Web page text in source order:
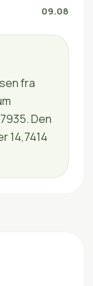
09.08
fra
Den
14,7414